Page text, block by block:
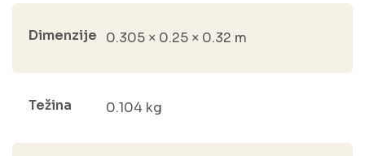
Dimenzije 0.305 × 0.25 × 0.32 m
Težina 0.104 kg